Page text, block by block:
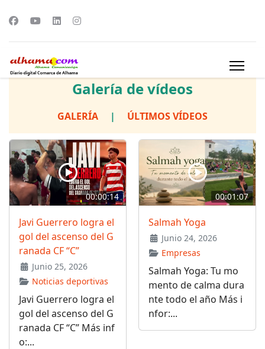
Galería de vídeos
GALERÍA | ÚLTIMOS VÍDEOS
00:00:14
Javi Guerrero logra el
gol del ascenso del G
ranada CF “C”
Junio 25, 2026
Noticias deportivas
Javi Guerrero logra el
gol del ascenso del G
ranada CF “C” Más inf
o:...
00:01:07
Salmah Yoga
Junio 24, 2026
Empresas
Salmah Yoga: Tu mo
mento de calma dura
nte todo el año Más i
nfor:...